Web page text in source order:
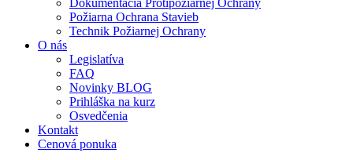
Dokumentácia Protipožiarnej Ochrany
Požiarna Ochrana Stavieb
Technik Požiarnej Ochrany
O nás
Legislatíva
FAQ
Novinky BLOG
Prihláška na kurz
Osvedčenia
Kontakt
Cenová ponuka